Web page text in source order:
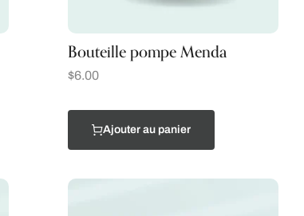
Bouteille pompe Menda
$6.00
Ajouter au panier